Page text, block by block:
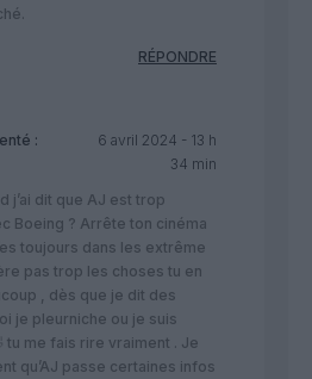
RÉPONDRE
:
6 avril 2024 - 13 h
34 min
j’ai dit que AJ est trop
Boeing ? Arrête ton cinéma
toujours dans les extrême
pas trop les choses tu en
, dès que je dit des
je pleurniche ou je suis
tu me fais rire vraiment . Je
qu’AJ passe certaines infos